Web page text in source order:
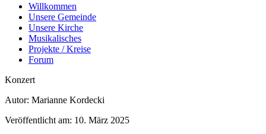
Willkommen
Unsere Gemeinde
Unsere Kirche
Musikalisches
Projekte / Kreise
Forum
Konzert
Autor: Marianne Kordecki
Veröffentlicht am: 10. März 2025